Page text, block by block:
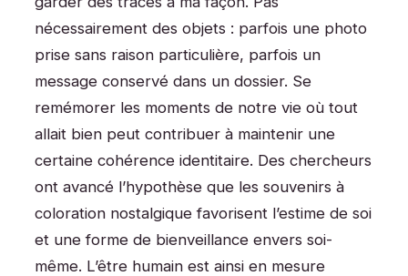
nécessairement des objets : parfois une photo
prise sans raison particulière, parfois un
message conservé dans un dossier. Se
remémorer les moments de notre vie où tout
allait bien peut contribuer à maintenir une
certaine cohérence identitaire. Des chercheurs
ont avancé l’hypothèse que les souvenirs à
coloration nostalgique favorisent l’estime de soi
et une forme de bienveillance envers soi-
même. L’être humain est ainsi en mesure